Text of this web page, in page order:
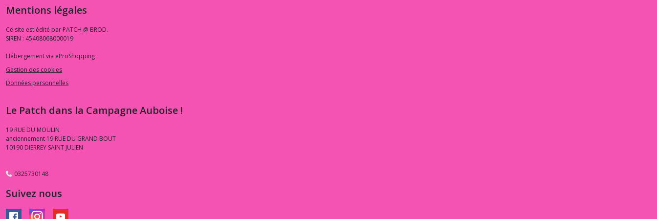
Mentions légales
Ce site est édité par PATCH @ BROD.
SIREN : 45408068000019
Hébergement via eProShopping
Gestion des cookies
Données personnelles
Le Patch dans la Campagne Auboise !
19 RUE DU MOULIN
anciennement 19 RUE DU GRAND BOUT
10190 DIERREY SAINT JULIEN
0325730148
Suivez nous